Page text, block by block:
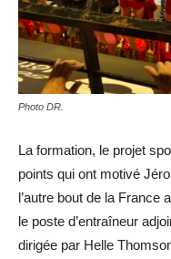
Photo DR.
La formation, le projet
points qui ont motivé
l’autre bout de la France
le poste d’entraîneur
dirigée par Helle